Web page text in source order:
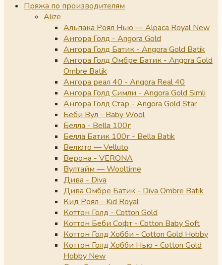
Пряжа по производителям
Alize
Альпака Роял Нью — Alpaca Royal New
Ангора Голд - Angora Gold
Ангора Голд Батик - Angora Gold Batik
Ангора Голд Омбре Батик - Angora Gold
Ombre Batik
Ангора реал 40 - Angora Real 40
Ангора Голд Симли - Angora Gold Simli
Ангора Голд Стар - Angora Gold Star
Беби Вул - Baby Wool
Белла - Bella 100г
Белла Батик 100г - Bella Batik
Велюто — Velluto
Верона - VERONA
Вултайм — Wooltime
Дива - Diva
Дива Омбре Батик - Diva Ombre Batik
Кид Роял - Kid Royal
Коттон Голд - Cotton Gold
Коттон Беби Софт - Cotton Baby Soft
Коттон Голд Хобби - Cotton Gold Hobby
Коттон Голд Хобби Нью - Cotton Gold
Hobby New